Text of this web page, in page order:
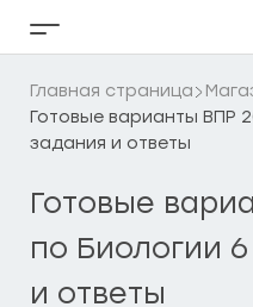
Кнопка
бокового
меню
Главная страница
Готовые варианты ВПР
задания и ответы
Готовые
по Биологии
и ответы